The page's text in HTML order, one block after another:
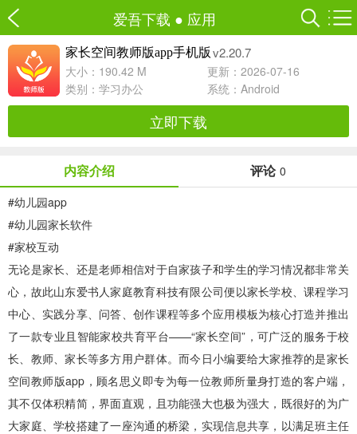
爱吾下载 ● 应用
家长空间教师版app手机版 v2.20.7
大小：190.42 M
更新：2026-07-16
类别： 学习办公 系统：Android
立即下载
内容介绍 评论 0
#幼儿园app
#幼儿园家长软件
#家校互动
无论是家长、还是老师相信对于自家孩子和学生的学习情况都非常关
心，故此山东爱书人家庭教育科技有限公司便以家长学校、课程学习
中心、实践分享、问答、创作课程等多个应用模板为核心打造并推出
了一款专业且智能家校共育平台——“家长空间”，可广泛的服务于校
长、教师、家长等多方用户群体。而今日小编要给大家推荐的是家长
空间教师版app ，顾名思义即专为每一位教师所量身打造的客户端，
其不仅体积精简，界面直观，且功能强大也极为强大，既很好的为广
大家庭、学校搭建了一座沟通的桥梁，实现信息共享，以满足班主任